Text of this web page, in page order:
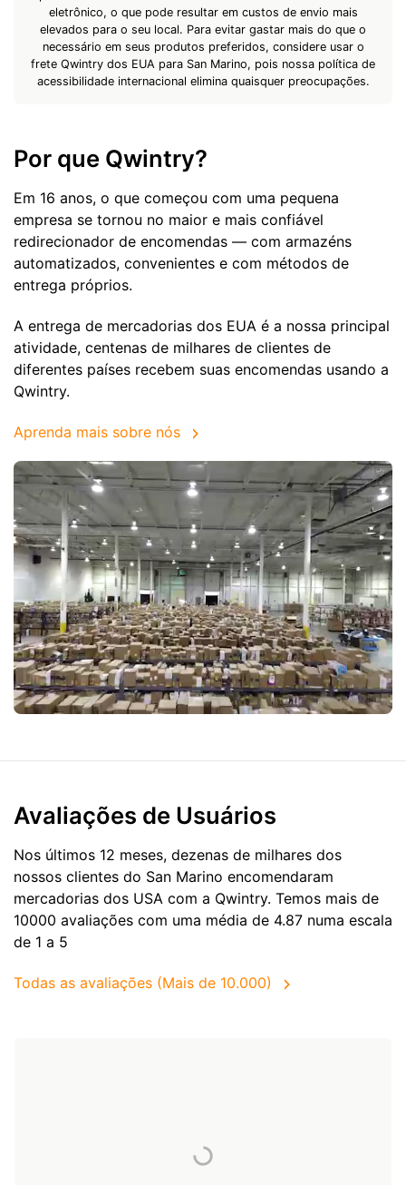
eletrônico, o que pode resultar em custos de envio mais
elevados para o seu local. Para evitar gastar mais do que o
necessário em seus produtos preferidos, considere usar o
frete Qwintry dos EUA para San Marino, pois nossa política de
acessibilidade internacional elimina quaisquer preocupações.
Por que Qwintry?
Em 16 anos, o que começou com uma pequena
empresa se tornou no maior e mais confiável
redirecionador de encomendas — com armazéns
automatizados, convenientes e com métodos de
entrega próprios.
A entrega de mercadorias dos EUA é a nossa principal
atividade, centenas de milhares de clientes de
diferentes países recebem suas encomendas usando a
Qwintry.
Aprenda mais sobre nós
Avaliações de Usuários
Nos últimos 12 meses, dezenas de milhares dos
nossos clientes do San Marino encomendaram
mercadorias dos USA com a Qwintry. Temos mais de
10000 avaliações com uma média de 4.87 numa escala
de 1 a 5
Todas as avaliações (Mais de 10.000)